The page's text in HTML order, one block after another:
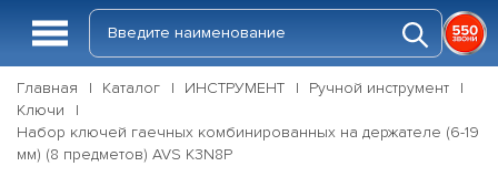
Главная Каталог ИНСТРУМЕНТ
Ручной инструмент
Ключи
Набор ключей гаечных комбинированных на держателе (6-19
мм) (8 предметов) AVS K3N8P